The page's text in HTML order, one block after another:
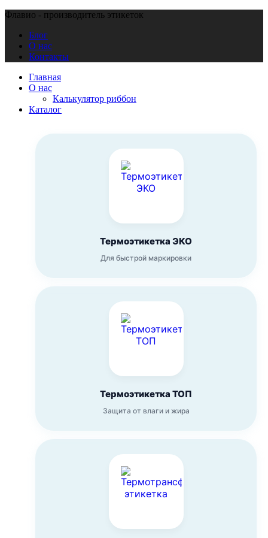
Флавио - производитель этикеток
Блог
О нас
Контакты
Главная
О нас
Калькулятор риббон
Каталог
Термоэтикетка ЭКО
Для быстрой маркировки
Термоэтикетка ТОП
Защита от влаги и жира